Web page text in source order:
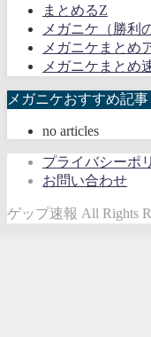
まとめるZ
メガニケ（勝利
メガニケまとめ
メガニケまとめ
メガニケおすすめ記事
no articles
プライバシーポ
お問い合わせ
ゲップ速報 All Rights